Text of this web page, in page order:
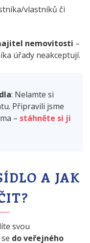
vlastníků či
nemovitosti –
úřady neakceptují.
: Nelamte si
Připravili jsme
– stáhněte si ji
A JAK
svou
do veřejného